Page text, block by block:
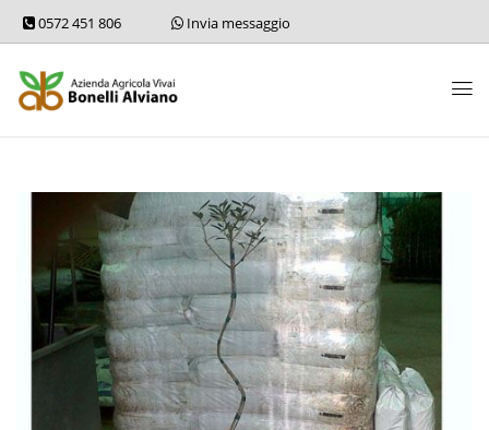
0572 451 806 Invia messaggio